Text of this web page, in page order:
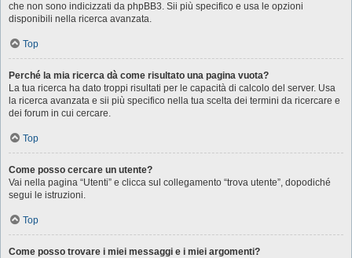
che non sono indicizzati da phpBB3. Sii più specifico e usa le opzioni
disponibili nella ricerca avanzata.
Top
Perché la mia ricerca dà come risultato una pagina vuota?
La tua ricerca ha dato troppi risultati per le capacità di calcolo del server. Usa
la ricerca avanzata e sii più specifico nella tua scelta dei termini da ricercare e
dei forum in cui cercare.
Top
Come posso cercare un utente?
Vai nella pagina “Utenti” e clicca sul collegamento “trova utente”, dopodiché
segui le istruzioni.
Top
Come posso trovare i miei messaggi e i miei argomenti?